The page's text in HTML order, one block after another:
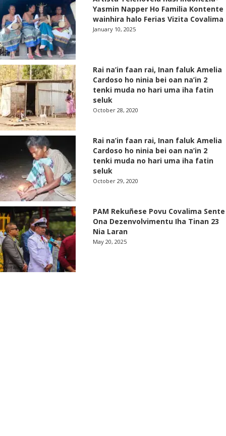
Yasmin Napper Ho Familia Kontente
wainhira halo Ferias Vizita Covalima
January 10, 2025
Rai na’in faan rai, Inan faluk Amelia
Cardoso ho ninia bei oan na’in 2
tenki muda no hari uma iha fatin
seluk
October 28, 2020
Rai na’in faan rai, Inan faluk Amelia
Cardoso ho ninia bei oan na’in 2
tenki muda no hari uma iha fatin
seluk
October 29, 2020
PAM Rekuñese Povu Covalima Sente
Ona Dezenvolvimentu Iha Tinan 23
Nia Laran
May 20, 2025